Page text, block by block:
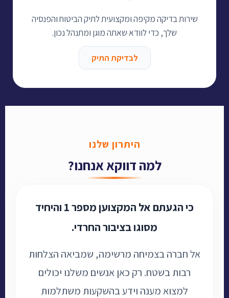
שירות בדיקה מקיפה ומקצועית לתיק הביטוח והפנסיה
שלך, כדי לוודא שאתה מוגן ומתנהל נכון.
לבדיקת התיק
היתרון שלנו
למה דווקא אנחנו?
כי הגעתם אל המקצוען מספר 1 והיחיד
מסוגו בציבור החרדי.
אל חברה בצמיחה מרשימה, שמביאה הצלחות
רבות בשטח. רק כאן אנשים משלנו יכולים
למצוא מענה וידע בהשקעות משתלמות